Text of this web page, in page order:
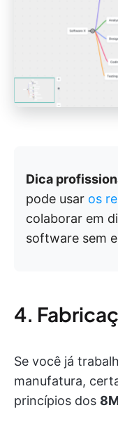
Dica
pode usar os
colaborar em
software sem
4.
Se você já
manufatura,
princípios dos